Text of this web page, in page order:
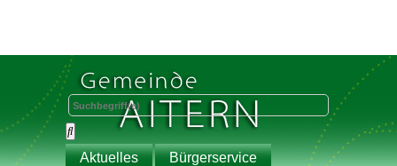
Aktuelles
Bürgerservice